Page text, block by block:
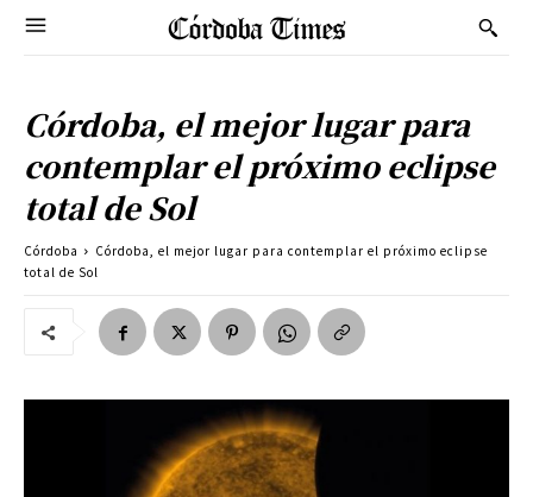
Córdoba, el mejor lugar para
contemplar el próximo eclipse
total de Sol
Córdoba
Córdoba, el mejor lugar para contemplar el próximo eclipse
total de Sol